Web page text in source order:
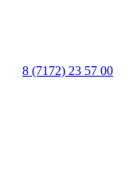
8 (7172) 23 57 00